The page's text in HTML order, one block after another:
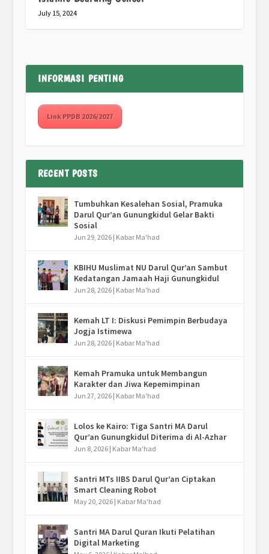
July 15, 2024
INFORMASI PENTING
Link PPDB 2026/2027
RECENT POSTS
Tumbuhkan Kesalehan Sosial, Pramuka
Darul Qur’an Gunungkidul Gelar Bakti
Sosial
Jun 29, 2026| Kabar Ma'had
KBIHU Muslimat NU Darul Qur’an Sambut
Kedatangan Jamaah Haji Gunungkidul
Jun 28, 2026| Kabar Ma'had
Kemah LT I: Diskusi Pemimpin Berbudaya
Jogja Istimewa
Jun 28, 2026| Kabar Ma'had
Kemah Pramuka untuk Membangun
Karakter dan Jiwa Kepemimpinan
Jun 27, 2026| Kabar Ma'had
Lolos ke Kairo: Tiga Santri MA Darul
Qur’an Gunungkidul Diterima di Al-Azhar
Jun 8, 2026| Kabar Ma'had
Santri MTs IIBS Darul Qur’an Ciptakan
Smart Cleaning Robot
May 20, 2026| Kabar Ma'had
Santri MA Darul Quran Ikuti Pelatihan
Digital Marketing